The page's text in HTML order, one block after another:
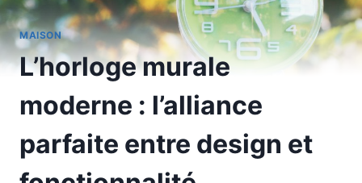
MAISON
L’horloge murale
moderne : l’alliance
parfaite entre design et